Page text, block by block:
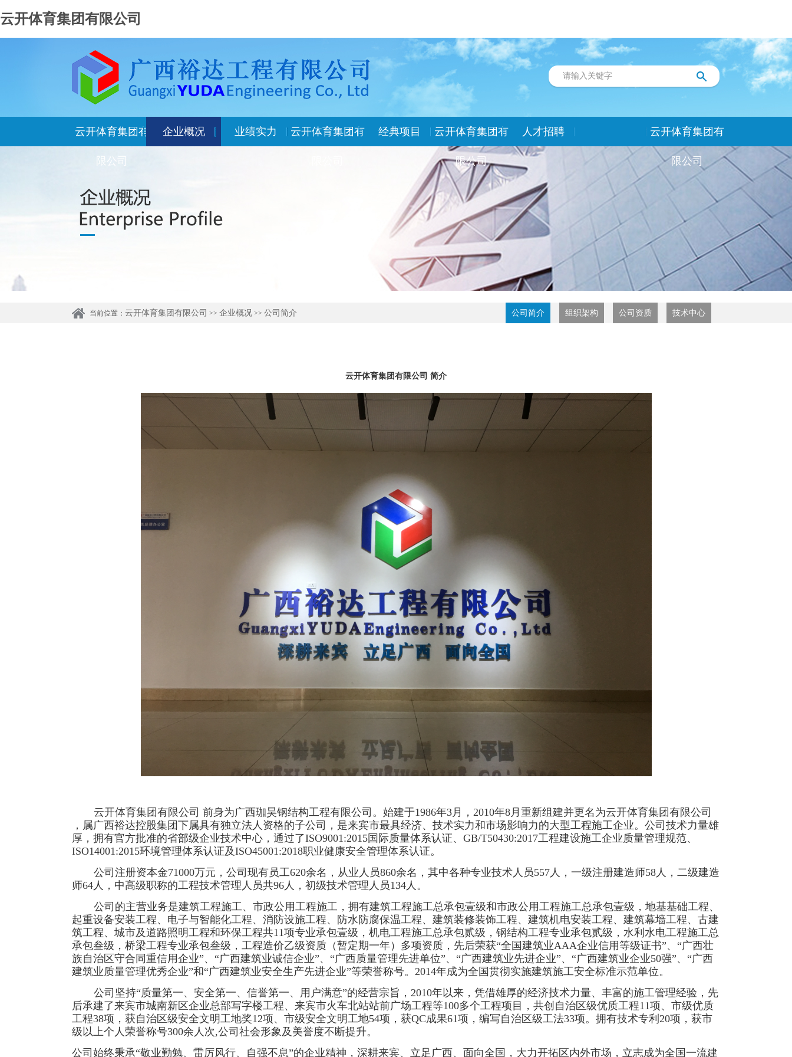
云开体育集团有限公司
云开体育集团有
限公司
企业概况 业绩实力 云开体育集团有 经典项目 云开体育集团有
限公司
人才招聘 云开体育集团有
限公司
当前位置： 云开体育集团有限公司 >> 企业概况 >> 公司简介 公司简介 组织架构 公司资质 技术中心
云开体育集团有限公司 简介
云开体育集团有限公司 前身为广西珈昊钢结构工程有限公司。始建于1986年3月，2010年8月重新组建并更名为云开体育集团有限公司
，属广西裕达控股集团下属具有独立法人资格的子公司，是来宾市最具经济、技术实力和市场影响力的大型工程施工企业。公司技术力量雄
厚，拥有官方批准的省部级企业技术中心，通过了ISO9001:2015国际质量体系认证、GB/T50430:2017工程建设施工企业质量管理规范、
ISO14001:2015环境管理体系认证及ISO45001:2018职业健康安全管理体系认证。
公司注册资本金71000万元，公司现有员工620余名，从业人员860余名，其中各种专业技术人员557人，一级注册建造师58人，二级建造
师64人，中高级职称的工程技术管理人员共96人，初级技术管理人员134人。
公司的主营业务是建筑工程施工、市政公用工程施工，拥有建筑工程施工总承包壹级和市政公用工程施工总承包壹级，地基基础工程、
起重设备安装工程、电子与智能化工程、消防设施工程、防水防腐保温工程、建筑装修装饰工程、建筑机电安装工程、建筑幕墙工程、古建
筑工程、城市及道路照明工程和环保工程共11项专业承包壹级， 机电工程施工总承包贰级，钢结构工程专业承包贰级，水利水电工程施工总
承包叁级，桥梁工程专业承包叁级，工程造价乙级资质（暂定期一年）多项资质，先后荣获“全国建筑业AAA企业信用等级证书”、“广西壮
族自治区守合同重信用企业”、“广西建筑业诚信企业”、“广西质量管理先进单位”、“广西建筑业先进企业”、“广西建筑业企业50强”、“广西
建筑业质量管理优秀企业”和“广西建筑业安全生产先进企业”等荣誉称号。2014年成为全国贯彻实施建筑施工安全标准示范单位。
公司坚持“质量第一、安全第一、信誉第一、用户满意”的经营宗旨，2010年以来，凭借雄厚的经济技术力量、丰富的施工管理经验，先
后承建了来宾市城南新区企业总部写字楼工程、来宾市火车北站站前广场工程等100多个工程项目，共创自治区级优质工程11项、市级优质
工程38项，获自治区级安全文明工地奖12项、市级安全文明工地54项，获QC成果61项，编写自治区级工法33项。拥有技术专利20项，获市
级以上个人荣誉称号300余人次,公司社会形象及美誉度不断提升。
公司始终秉承“敬业勤勉、雷厉风行、自强不息”的企业精神，深耕来宾、立足广西、面向全国，大力开拓区内外市场，立志成为全国一流建